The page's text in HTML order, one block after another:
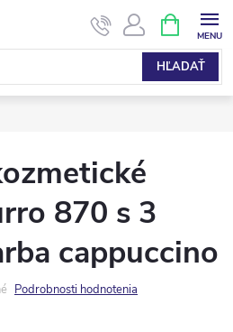
HĽADAŤ
KOŠÍK
870 s 3
cappuccino
Podrobnosti hodnotenia